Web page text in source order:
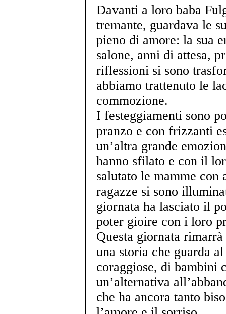
Davanti a loro baba
tremante, guardava le
pieno di amore: la sua
salone, anni di attesa,
riflessioni si sono
abbiamo trattenuto le
commozione.
I festeggiamenti sono
pranzo e con frizzanti
un’altra grande
hanno sfilato e con il
salutato le mamme
ragazze si sono
giornata ha lasciato il
poter gioire con i loro
Questa giornata
una storia che guarda
coraggiose, di bambini
un’alternativa
che ha ancora tanto